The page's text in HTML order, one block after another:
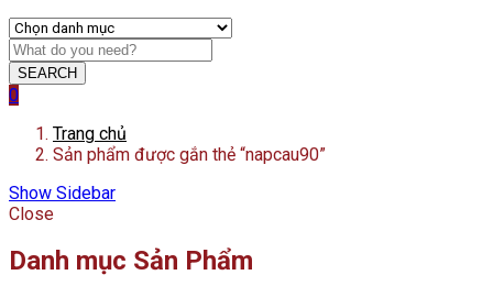
SEARCH
0
Trang chủ
Sản phẩm được gắn thẻ “napcau90”
Show Sidebar
Close
Danh mục Sản Phẩm